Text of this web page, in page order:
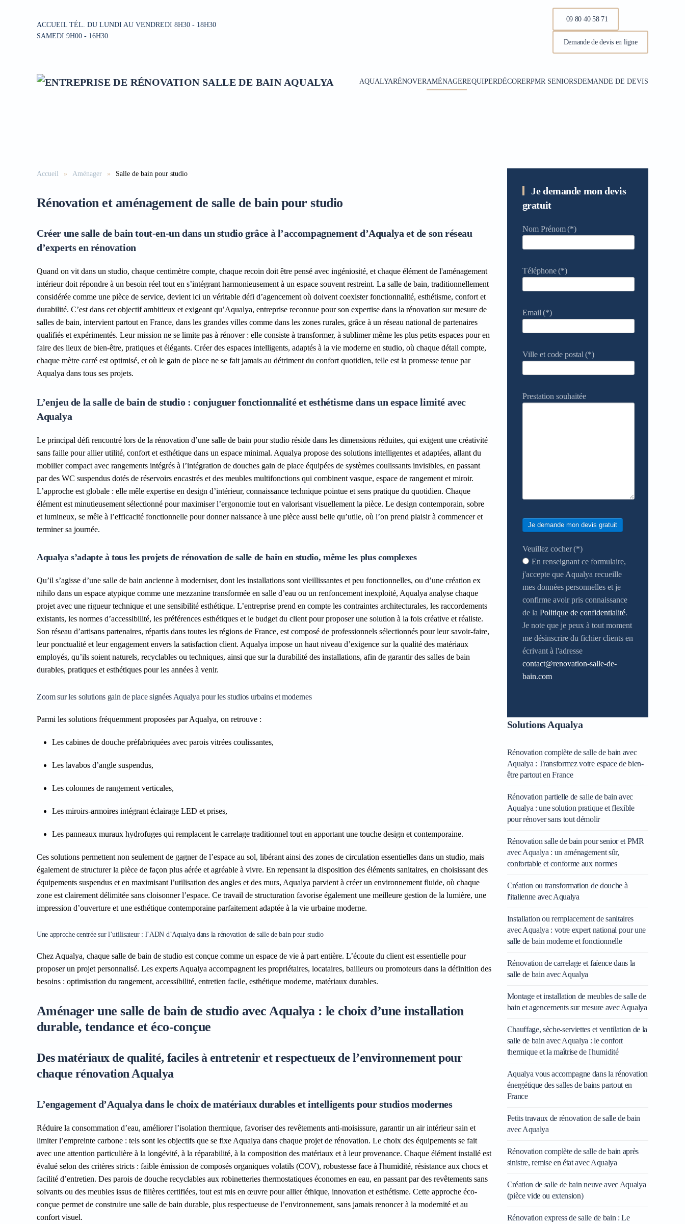
Accéder au contenu principal
ACCUEIL TÉL. DU LUNDI AU VENDREDI 8H30 - 18H30
SAMEDI 9H00 - 16H30
09 80 40 58 71
Demande de devis en ligne
AQUALYARÉNOVERAMÉNAGEREQUIPERDÉCORERPMR SENIORSDEMANDE DE DEVIS
Accueil Aménager Salle de bain pour studio
Rénovation et aménagement de salle de bain pour studio
Créer une salle de bain tout-en-un dans un studio grâce à l’accompagnement d’Aqualya et de son réseau
d’experts en rénovation
Quand on vit dans un studio, chaque centimètre compte, chaque recoin doit être pensé avec ingéniosité, et chaque élément de l'aménagement
intérieur doit répondre à un besoin réel tout en s’intégrant harmonieusement à un espace souvent restreint. La salle de bain, traditionnellement
considérée comme une pièce de service, devient ici un véritable défi d’agencement où doivent coexister fonctionnalité, esthétisme, confort et
durabilité. C’est dans cet objectif ambitieux et exigeant qu’Aqualya, entreprise reconnue pour son expertise dans la rénovation sur mesure de
salles de bain, intervient partout en France, dans les grandes villes comme dans les zones rurales, grâce à un réseau national de partenaires
qualifiés et expérimentés. Leur mission ne se limite pas à rénover : elle consiste à transformer, à sublimer même les plus petits espaces pour en
faire des lieux de bien-être, pratiques et élégants. Créer des espaces intelligents, adaptés à la vie moderne en studio, où chaque détail compte,
chaque mètre carré est optimisé, et où le gain de place ne se fait jamais au détriment du confort quotidien, telle est la promesse tenue par
Aqualya dans tous ses projets.
L’enjeu de la salle de bain de studio : conjuguer fonctionnalité et esthétisme dans un espace limité avec
Aqualya
Le principal défi rencontré lors de la rénovation d’une salle de bain pour studio réside dans les dimensions réduites, qui exigent une créativité
sans faille pour allier utilité, confort et esthétique dans un espace minimal. Aqualya propose des solutions intelligentes et adaptées, allant du
mobilier compact avec rangements intégrés à l’intégration de douches gain de place équipées de systèmes coulissants invisibles, en passant
par des WC suspendus dotés de réservoirs encastrés et des meubles multifonctions qui combinent vasque, espace de rangement et miroir.
L’approche est globale : elle mêle expertise en design d’intérieur, connaissance technique pointue et sens pratique du quotidien. Chaque
élément est minutieusement sélectionné pour maximiser l’ergonomie tout en valorisant visuellement la pièce. Le design contemporain, sobre
et lumineux, se mêle à l’efficacité fonctionnelle pour donner naissance à une pièce aussi belle qu’utile, où l’on prend plaisir à commencer et
terminer sa journée.
Aqualya s’adapte à tous les projets de rénovation de salle de bain en studio, même les plus complexes
Qu’il s’agisse d’une salle de bain ancienne à moderniser, dont les installations sont vieillissantes et peu fonctionnelles, ou d’une création ex
nihilo dans un espace atypique comme une mezzanine transformée en salle d’eau ou un renfoncement inexploité, Aqualya analyse chaque
projet avec une rigueur technique et une sensibilité esthétique. L’entreprise prend en compte les contraintes architecturales, les raccordements
existants, les normes d’accessibilité, les préférences esthétiques et le budget du client pour proposer une solution à la fois créative et réaliste.
Son réseau d’artisans partenaires, répartis dans toutes les régions de France, est composé de professionnels sélectionnés pour leur savoir-faire,
leur ponctualité et leur engagement envers la satisfaction client. Aqualya impose un haut niveau d’exigence sur la qualité des matériaux
employés, qu’ils soient naturels, recyclables ou techniques, ainsi que sur la durabilité des installations, afin de garantir des salles de bain
durables, pratiques et esthétiques pour les années à venir.
Zoom sur les solutions gain de place signées Aqualya pour les studios urbains et modernes
Parmi les solutions fréquemment proposées par Aqualya, on retrouve :
Les cabines de douche préfabriquées avec parois vitrées coulissantes,
Les lavabos d’angle suspendus,
Les colonnes de rangement verticales,
Les miroirs-armoires intégrant éclairage LED et prises,
Les panneaux muraux hydrofuges qui remplacent le carrelage traditionnel tout en apportant une touche design et contemporaine.
Ces solutions permettent non seulement de gagner de l’espace au sol, libérant ainsi des zones de circulation essentielles dans un studio, mais
également de structurer la pièce de façon plus aérée et agréable à vivre. En repensant la disposition des éléments sanitaires, en choisissant des
équipements suspendus et en maximisant l’utilisation des angles et des murs, Aqualya parvient à créer un environnement fluide, où chaque
zone est clairement délimitée sans cloisonner l’espace. Ce travail de structuration favorise également une meilleure gestion de la lumière, une
impression d’ouverture et une esthétique contemporaine parfaitement adaptée à la vie urbaine moderne.
Une approche centrée sur l’utilisateur : l’ADN d’Aqualya dans la rénovation de salle de bain pour studio
Chez Aqualya, chaque salle de bain de studio est conçue comme un espace de vie à part entière. L’écoute du client est essentielle pour
proposer un projet personnalisé. Les experts Aqualya accompagnent les propriétaires, locataires, bailleurs ou promoteurs dans la définition des
besoins : optimisation du rangement, accessibilité, entretien facile, esthétique moderne, matériaux durables.
Aménager une salle de bain de studio avec Aqualya : le choix d’une installation
durable, tendance et éco-conçue
Des matériaux de qualité, faciles à entretenir et respectueux de l’environnement pour
chaque rénovation Aqualya
L’engagement d’Aqualya dans le choix de matériaux durables et intelligents pour studios modernes
Réduire la consommation d’eau, améliorer l’isolation thermique, favoriser des revêtements anti-moisissure, garantir un air intérieur sain et
limiter l’empreinte carbone : tels sont les objectifs que se fixe Aqualya dans chaque projet de rénovation. Le choix des équipements se fait
avec une attention particulière à la longévité, à la réparabilité, à la composition des matériaux et à leur provenance. Chaque élément installé est
évalué selon des critères stricts : faible émission de composés organiques volatils (COV), robustesse face à l'humidité, résistance aux chocs et
facilité d’entretien. Des parois de douche recyclables aux robinetteries thermostatiques économes en eau, en passant par des revêtements sans
solvants ou des meubles issus de filières certifiées, tout est mis en œuvre pour allier éthique, innovation et esthétisme. Cette approche éco-
conçue permet de construire une salle de bain durable, plus respectueuse de l’environnement, sans jamais renoncer à la modernité et au
confort visuel.
Je demande mon devis
gratuit
Nom Prénom (*)
Téléphone (*)
Email (*)
Ville et code postal (*)
Prestation souhaitée
Je demande mon devis gratuit
Veuillez cocher (*)
En renseignant ce formulaire,
j'accepte que Aqualya recueille
mes données personnelles et je
confirme avoir pris connaissance
de la Politique de confidentialité.
Je note que je peux à tout moment
me désinscrire du fichier clients en
écrivant à l'adresse
contact@renovation-salle-de-
bain.com
Solutions Aqualya
Rénovation complète de salle de bain avec
Aqualya : Transformez votre espace de bien-
être partout en France
Rénovation partielle de salle de bain avec
Aqualya : une solution pratique et flexible
pour rénover sans tout démolir
Rénovation salle de bain pour senior et PMR
avec Aqualya : un aménagement sûr,
confortable et conforme aux normes
Création ou transformation de douche à
l'italienne avec Aqualya
Installation ou remplacement de sanitaires
avec Aqualya : votre expert national pour une
salle de bain moderne et fonctionnelle
Rénovation de carrelage et faïence dans la
salle de bain avec Aqualya
Montage et installation de meubles de salle de
bain et agencements sur mesure avec Aqualya
Chauffage, sèche-serviettes et ventilation de la
salle de bain avec Aqualya : le confort
thermique et la maîtrise de l'humidité
Aqualya vous accompagne dans la rénovation
énergétique des salles de bains partout en
France
Petits travaux de rénovation de salle de bain
avec Aqualya
Rénovation complète de salle de bain après
sinistre, remise en état avec Aqualya
Création de salle de bain neuve avec Aqualya
(pièce vide ou extension)
Rénovation express de salle de bain : Le